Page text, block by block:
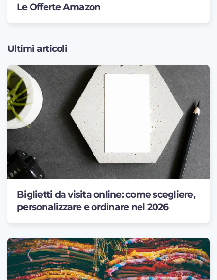
Le Offerte Amazon
Ultimi articoli
Biglietti da visita online: come scegliere,
personalizzare e ordinare nel 2026